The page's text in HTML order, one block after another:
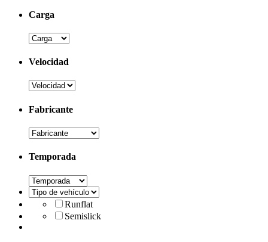
Carga
Velocidad
Fabricante
Temporada
Runflat
Semislick